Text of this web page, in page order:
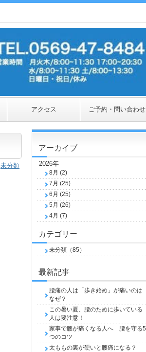
アクセス ご予約・問い合わせ
未分類
アーカイブ
2026年
8月 (2)
7月 (25)
6月 (25)
5月 (26)
4月 (7)
カテゴリー
未分類（85）
最新記事
腰痛の人は「歩き始め」が痛いのは
なぜ？
この暑い夏、腰のために歩いている
人は要注意！
家事で腰が痛くなる人へ 腰を守る5
つのコツ
太ももの裏が硬いと腰痛になる？